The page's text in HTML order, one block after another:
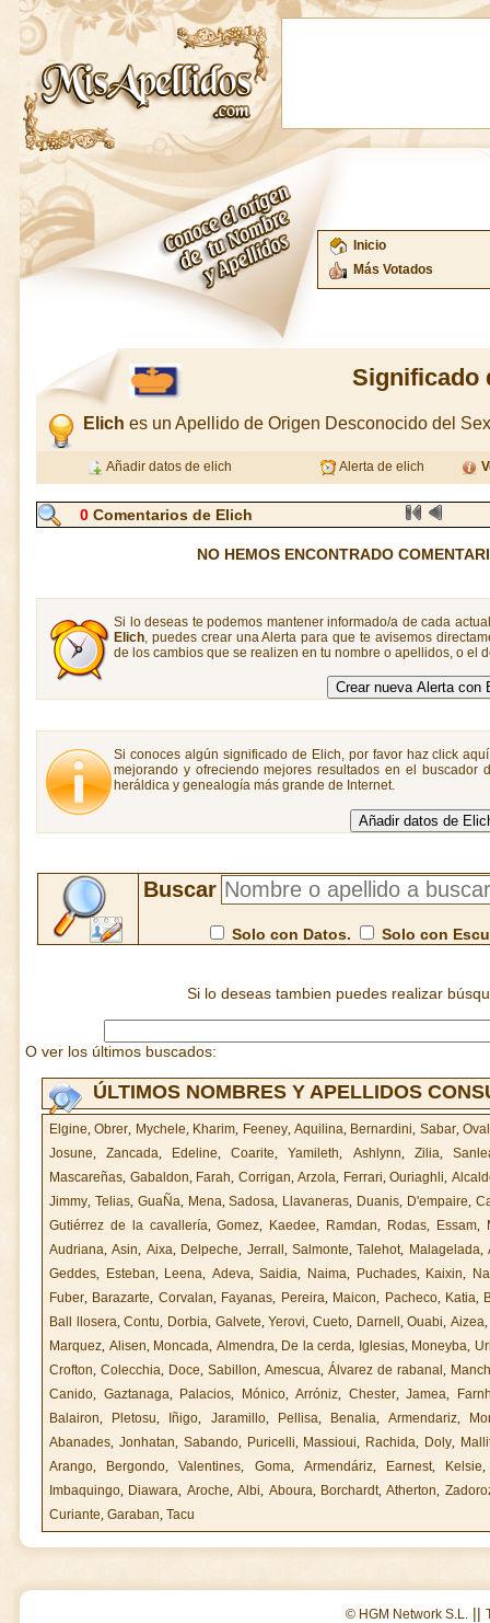
Inicio
Más Votados
Significado
Elich es un Apellido de Origen Desconocido del
Añadir datos de elich Alerta de elich
0 Comentarios de Elich
NO HEMOS ENCONTRADO
Si lo deseas te podemos mantener informado/a de cada
Elich, puedes crear una Alerta para que te avisemos
de los cambios que se realizen en tu nombre o apellidos, o el
Si conoces algún significado de Elich, por favor haz click
mejorando y ofreciendo mejores resultados en el buscador
heráldica y genealogía más grande de Internet.
Buscar
Solo con Datos. Solo con
Si lo deseas tambien puedes realizar
O ver los últimos buscados:
ÚLTIMOS NOMBRES Y APELLIDOS
Elgine,Obrer, Mychele, Kharim, Feeney, Aquilina, Bernardini, Sabar,
Josune,Zancada, Edeline,Coarite,Yamileth, Ashlynn, Zilia,
Mascareñas, Gabaldon, Farah, Corrigan,Arzola, Ferrari,Ouriaghli,
Jimmy, Telias, GuaÑa, Mena,Sadosa, Llavaneras, Duanis, D'empaire,
Gutiérrez de la cavallería,Gomez, Kaedee, Ramdan, Rodas, Essam,
Audriana,Asin, Aixa, Delpeche, Jerrall , Salmonte,Talehot, Malagelada,
Geddes, Esteban, Leena, Adeva,Saidia, Naima, Puchades, Kaixin,
Fuber, Barazarte, Corvalan, Fayanas, Pereira, Maicon, Pacheco, Katia,
Ball llosera,Contu, Dorbia, Galvete,Yerovi, Cueto, Darnell ,Ouabi, Aizea
Marquez, Alisen, Moncada, Almendra, De la cerda, Iglesias, Moneyba,
Crofton, Colecchia, Doce, Sabillon, Amescua, Álvarez de rabanal ,
Canido, Gaztanaga, Palacios, Mónico,Arróniz, Chester,Jamea,
Balairon, Pletosu, Iñigo, Jaramillo, Pellisa, Benalia,Armendariz,
Abanades, Jonhatan, Sabando, Puricelli, Massioui, Rachida, Doly,
Arango, Bergondo,Valentines, Goma, Armendáriz, Earnest, Kelsie
Imbaquingo, Diawara, Aroche,Albi, Aboura, Borchardt,Atherton,
Curiante, Garaban, Tacu
© HGM Network S.L. ||